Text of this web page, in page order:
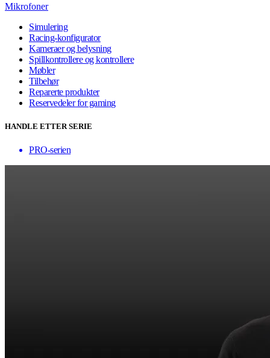
Mikrofoner
Simulering
Racing-konfigurator
Kameraer og belysning
Spillkontrollere og kontrollere
Møbler
Tilbehør
Reparerte produkter
Reservedeler for gaming
HANDLE ETTER SERIE
PRO-serien